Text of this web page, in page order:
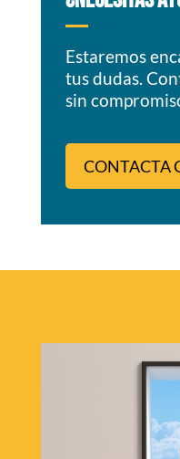
Estaremos
tus dudas.
sin
CONTACTA